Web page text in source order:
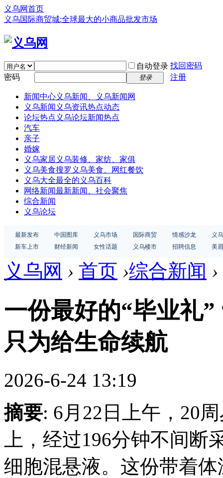
义乌网首页
义乌国际商贸城:全球最大的小商品批发市场
自动登录 找回密码
密码
登录 注册
新闻中心义乌新闻、义乌新闻网
义乌新闻 义乌资讯热点动态
论坛热点 义乌论坛新闻热点
汽车
亲子
婚嫁
义乌家居义乌装修、家纺、家俱
义乌美食搜罗义乌美食、网红餐饮
义乌大全最全的义乌百科
网络新闻最新新闻、社会聚焦
综合新闻
义乌论坛
最新发布 中国图库 义乌市场 国际商贸 情感沙龙
义
新车上市
财经新闻 女性话题 义乌楼市 招聘信息 美
义乌网 › 首页 ›综合新闻 ›
一份最好的“毕业礼
只为给生命续航
2026-6-24 13:19
摘要: 6月22日上午，20
上，经过196分钟不间
细胞混悬液。这份带着